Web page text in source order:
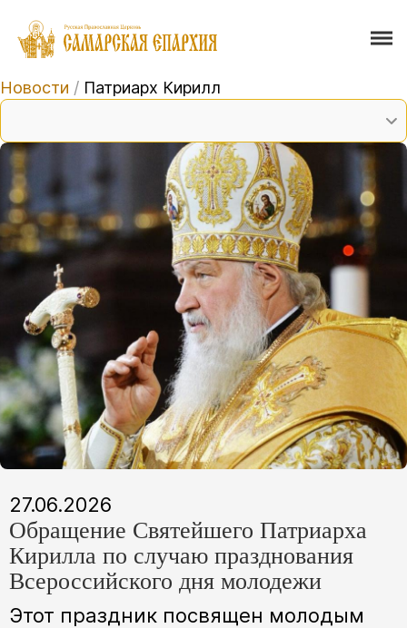
Новости / Патриарх Кирилл
27.06.2026
Обращение Святейшего Патриарха
Кирилла по случаю празднования
Всероссийского дня молодежи
Этот праздник посвящен молодым